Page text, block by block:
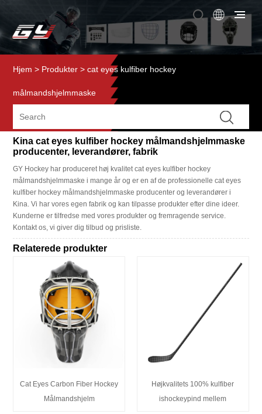
Hjem > Produkter > cat eyes kulfiber hockey
målmandshjelmmaske
Kina cat eyes kulfiber hockey målmandshjelmmaske
producenter, leverandører, fabrik
GY Hockey har produceret høj kvalitet cat eyes kulfiber hockey
målmandshjelmmaske i mange år og er en af ​​de professionelle cat eyes
kulfiber hockey målmandshjelmmaske producenter og leverandører i
Kina. Vi har vores egen fabrik og kan tilpasse produkter efter dine ideer.
Kunderne er tilfredse med vores produkter og fremragende service.
Kontakt os, vi giver dig tilbud og prisliste.
Relaterede produkter
Cat Eyes Carbon Fiber Hockey
Målmandshjelm
Højkvalitets 100% kulfiber
ishockeypind mellem